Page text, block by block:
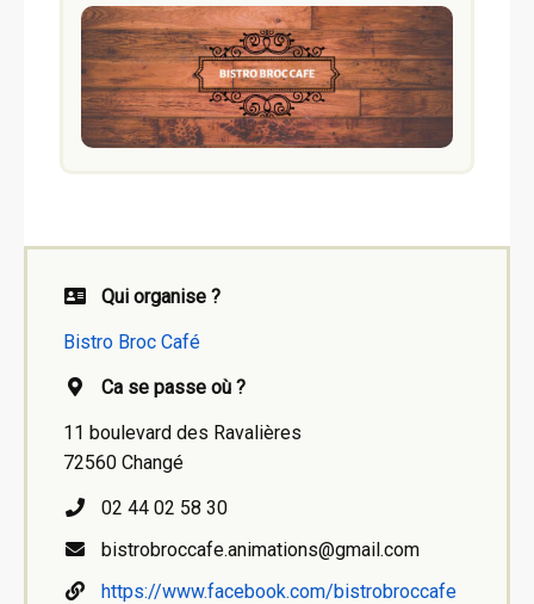
Qui organise ?
Bistro Broc Café
Ca se passe où ?
11 boulevard des Ravalières
72560 Changé
02 44 02 58 30
bistrobroccafe.animations@gmail.com
https://www.facebook.com/bistrobroccafe